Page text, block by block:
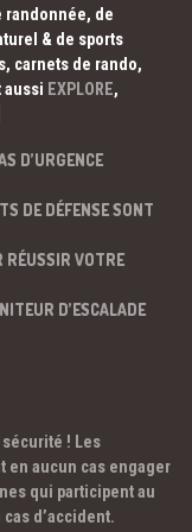
randonnée, de
& de sports
carnets de rando,
aussi EXPLORE,
D’URGENCE
DE DÉFENSE SONT
RÉUSSIR VOTRE
D’ESCALADE
sécurité ! Les
en aucun cas engager
qui participent au
d’accident.